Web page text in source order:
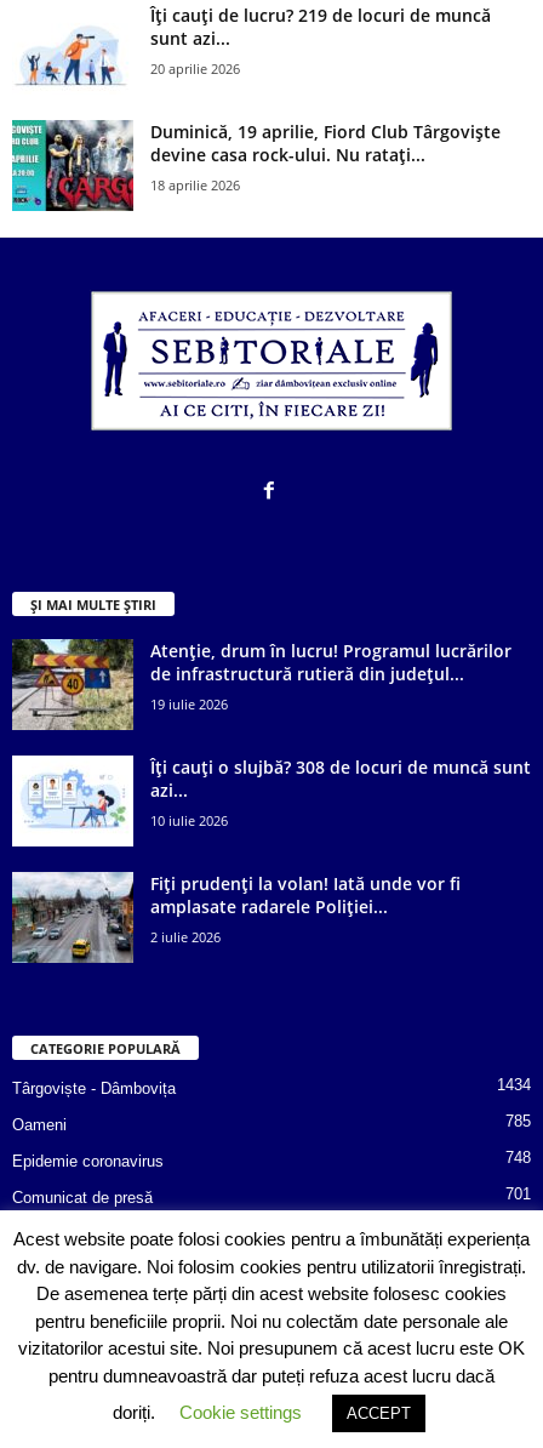
Îți cauți de lucru? 219 de locuri de muncă
sunt azi...
20 aprilie 2026
Duminică, 19 aprilie, Fiord Club Târgoviște
devine casa rock-ului. Nu ratați...
18 aprilie 2026
ȘI MAI MULTE ȘTIRI
Atenție, drum în lucru! Programul lucrărilor
de infrastructură rutieră din județul...
19 iulie 2026
Îți cauți o slujbă? 308 de locuri de muncă sunt
azi...
10 iulie 2026
Fiți prudenți la volan! Iată unde vor fi
amplasate radarele Poliției...
2 iulie 2026
CATEGORIE POPULARĂ
Târgoviște - Dâmbovița 1434
Oameni 785
Epidemie coronavirus 748
Comunicat de presă 701
Afaceri 487
Poliția informează! 366
Consiliul Județean Dâmbovița
© Copyright 2020 Sebitoriale.ro. All rights reserved. Powered by
Acest website poate folosi cookies pentru a îmbunătăți experiența
dv. de navigare. Noi folosim cookies pentru utilizatorii înregistrați.
De asemenea terțe părți din acest website folosesc cookies
pentru beneficiile proprii. Noi nu colectăm date personale ale
vizitatorilor acestui site. Noi presupunem că acest lucru este OK
pentru dumneavoastră dar puteți refuza acest lucru dacă
doriți.
Cookie settings ACCEPT